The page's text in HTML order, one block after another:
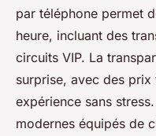
par téléphone permet
heure, incluant des
circuits VIP. La
surprise, avec des
expérience sans
modernes équipés de